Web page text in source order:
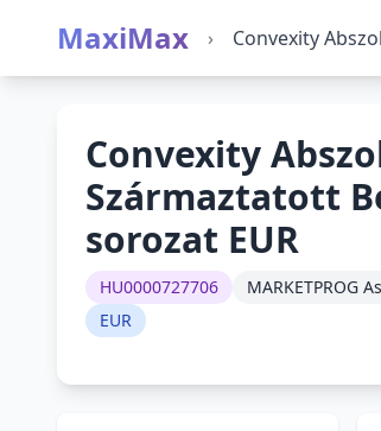
MaxiMax › Convexity
Convexity
Származtatott
sorozat EUR
HU0000727706
MARKETPROG
EUR